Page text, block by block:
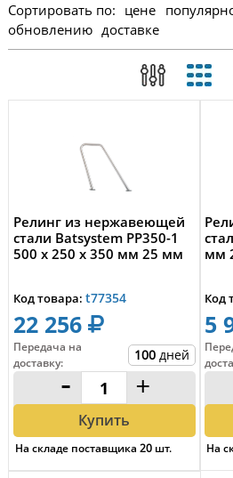
Сортировать по: цене
обновлению доставке
Релинг из нержавеющей
стали Batsystem PP350-1
500 x 250 x 350 мм 25 мм
Код товара: t77354
22 256
Передача на
доставку: 100 дней
- +
Купить
На складе поставщика 20 шт.
мм
Код
5
На